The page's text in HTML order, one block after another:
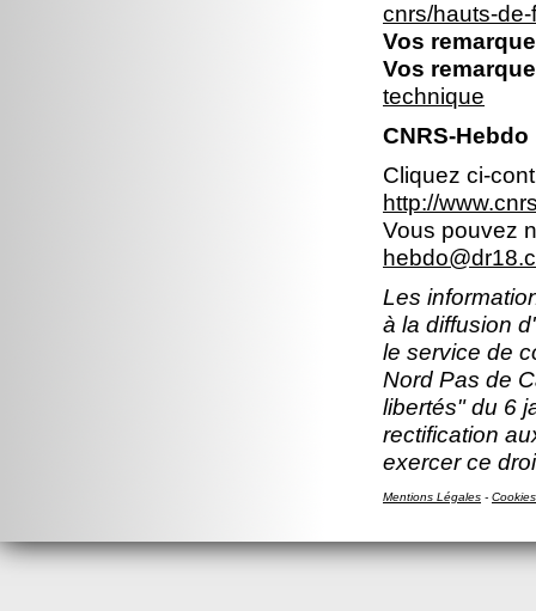
cnrs/hauts-
Vos
Vos
technique
CNRS-
Cliquez ci-
http://
Vous pouvez
Les
à la diffusion
le service de
Nord Pas de
libertés" du 6
rectification
exercer ce
Mentions Légales - Cookies